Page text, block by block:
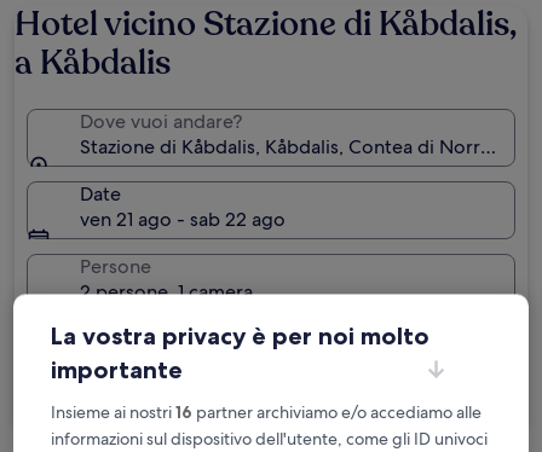
Hotel vicino Stazione di Kåbdalis,
a Kåbdalis
Dove vuoi andare?
Stazione di Kåbdalis, Kåbdalis, Contea di
Date
ven 21 ago - sab 22 ago
Persone
2 persone, 1 camera
Sono in viaggio per lavoro
La vostra privacy è per noi molto
importante
Insieme ai nostri16 partner archiviamo e/o accediamo alle
informazioni sul dispositivo dell'utente, come gli ID univoci